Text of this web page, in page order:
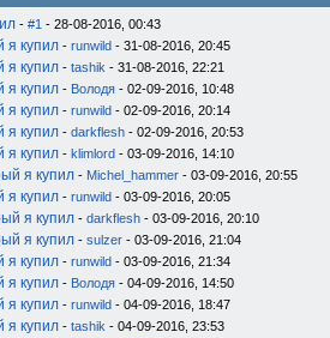
- #1 - 28-08-2016, 00:43
я купил - runwild - 31-08-2016, 20:45
я купил - tashik - 31-08-2016, 22:21
я купил - Володя - 02-09-2016, 10:48
я купил - runwild - 02-09-2016, 20:14
я купил - darkflesh - 02-09-2016, 20:53
я купил - klimlord - 03-09-2016, 14:10
я купил - Michel_hammer - 03-09-2016, 20:55
я купил - runwild - 03-09-2016, 20:05
я купил - darkflesh - 03-09-2016, 20:10
я купил - sulzer - 03-09-2016, 21:04
я купил - runwild - 03-09-2016, 21:34
я купил - Володя - 04-09-2016, 14:50
я купил - runwild - 04-09-2016, 18:47
я купил - tashik - 04-09-2016, 23:53